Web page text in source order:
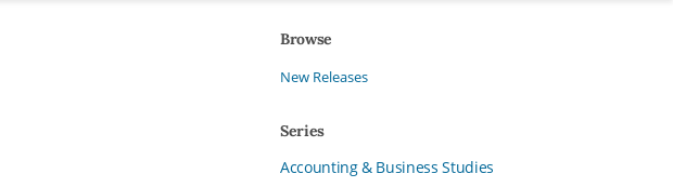
Browse
New Releases
Series
Accounting & Business Studies